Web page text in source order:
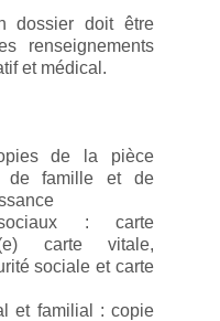
dossier doit être
renseignements
et médical.
de la pièce
de famille et de
sociaux : carte
carte vitale,
sociale et carte
et familial : copie